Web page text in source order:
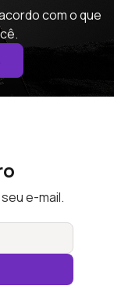
com o que
e-mail.